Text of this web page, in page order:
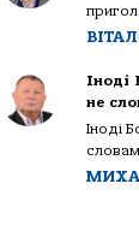
Іноді
не
Іноді